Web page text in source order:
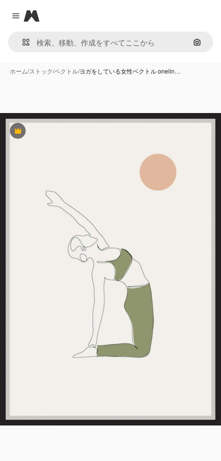
Close menu
Magnific
画像で
ホーム/ストック/ベクトル/ヨガをしている女性ベクトル onelin…
Premium